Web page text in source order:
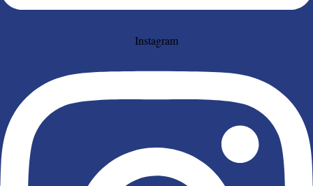
Instagram